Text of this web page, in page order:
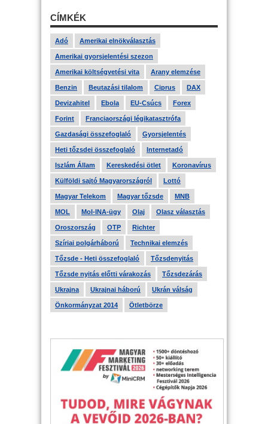
CÍMKÉK
Adó Amerikai elnökválasztás
Amerikai gyorsjelentési szezon
Amerikai költségvetési vita Arany elemzése
Benzin Beutazási tilalom Ciprus DAX
Devizahitel Ebola EU-Csúcs Forex
Forint Franciaországi légikatasztrófa
Gazdasági összefoglaló Gyorsjelentés
Heti tőzsdei összefoglaló Internetadó
Iszlám Állam Kereskedési ötlet Koronavírus
Külföldi sajtó Magyarországról Lottó
Magyar Telekom Magyar tőzsde MNB
MOL Mol-INA-ügy Olaj Olasz választás
Oroszország OTP Richter
Szíriai polgárháború Technikai elemzés
Tőzsde - Heti összefoglaló Tőzsdenyitás
Tőzsde nyitás előtti várakozás Tőzsdezárás
Ukrajna Ukrajnai háború Ukrán válság
Önkormányzat 2014 Ötletbörze